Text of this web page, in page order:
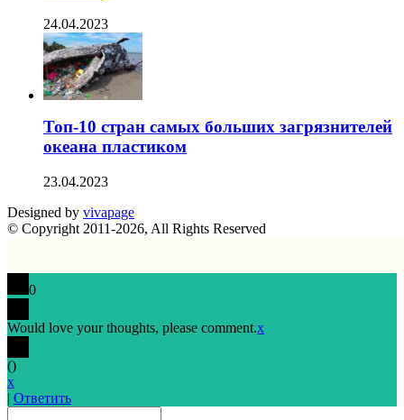
24.04.2023
Топ-10 стран самых больших загрязнителей
океана пластиком
23.04.2023
Designed by vivapage
© Copyright 2011-2026, All Rights Reserved
0
Would love your thoughts, please comment.x
()
x
| Ответить